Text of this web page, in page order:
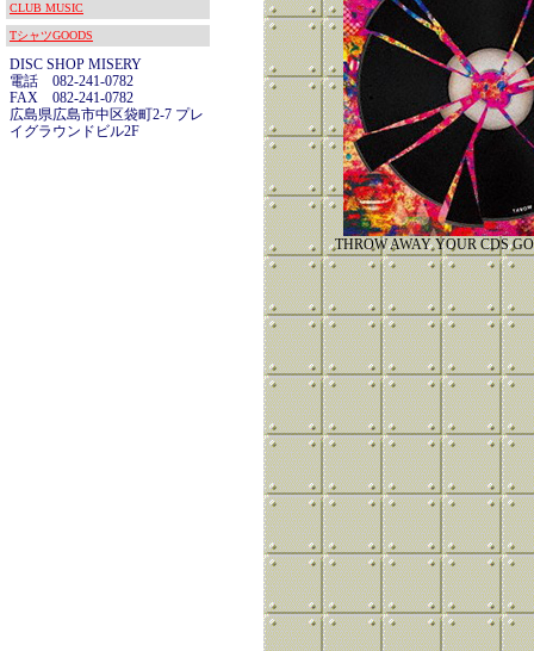
CLUB MUSIC
TシャツGOODS
DISC SHOP MISERY
電話 082-241-0782
FAX 082-241-0782
広島県広島市中区袋町2-7 プレ
イグラウンドビル2F
THROW AWAY YOUR CDS